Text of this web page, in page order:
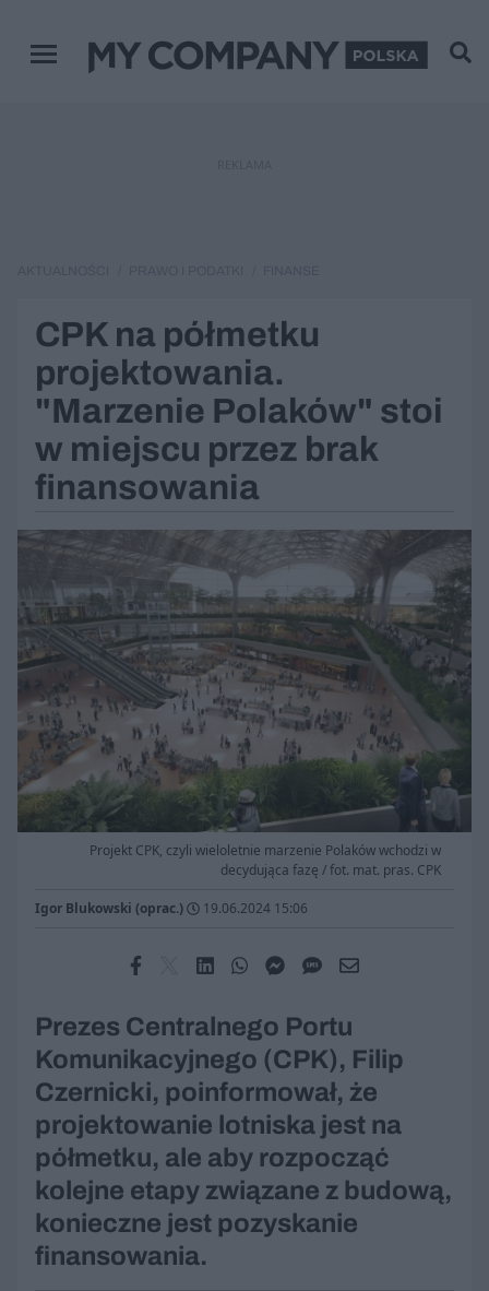
Menu główne
CPK na półmetku
projektowania.
"Marzenie Polaków" stoi
w miejscu przez brak
finansowania
Projekt CPK, czyli wieloletnie marzenie Polaków wchodzi w
decydująca fazę / fot. mat. pras. CPK
Igor Blukowski (oprac.) 19.06.2024 15:06
Prezes Centralnego Portu
Komunikacyjnego (CPK), Filip
Czernicki, poinformował, że
projektowanie lotniska jest na
półmetku, ale aby rozpocząć
kolejne etapy związane z budową,
konieczne jest pozyskanie
finansowania.